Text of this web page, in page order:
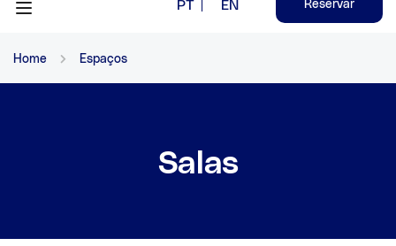
Reservar
PT EN
Home Espaços
Salas